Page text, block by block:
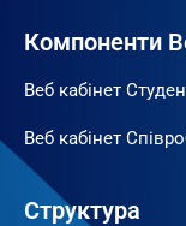
Компоненти
Веб кабінет
Веб кабінет
Структура